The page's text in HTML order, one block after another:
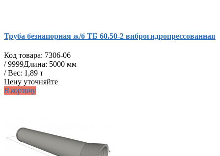
Труба безнапорная ж/б ТБ 60.50-2 виброгидропрессованная
Код товара: 7306-06
/9999Длина: 5000 мм
/ Вес: 1,89 т
Цену уточняйте
В корзину